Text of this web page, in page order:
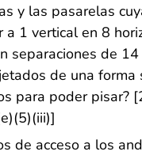
y las pasarelas
a 1 vertical en 8
separaciones de
de una forma
para poder pisar?
de acceso a los